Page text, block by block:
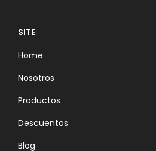
SITE
Home
Nosotros
Productos
Descuentos
Blog